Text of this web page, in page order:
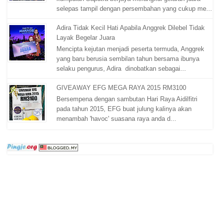
selepas tampil dengan persembahan yang cukup me...
Adira Tidak Kecil Hati Apabila Anggrek Dilebel Tidak
Layak Begelar Juara
Mencipta kejutan menjadi peserta termuda, Anggrek
yang baru berusia sembilan tahun bersama ibunya
selaku pengurus, Adira dinobatkan sebagai...
GIVEAWAY EFG MEGA RAYA 2015 RM3100
Bersempena dengan sambutan Hari Raya Aidilfitri
pada tahun 2015, EFG buat julung kalinya akan
menambah 'havoc' suasana raya anda d...